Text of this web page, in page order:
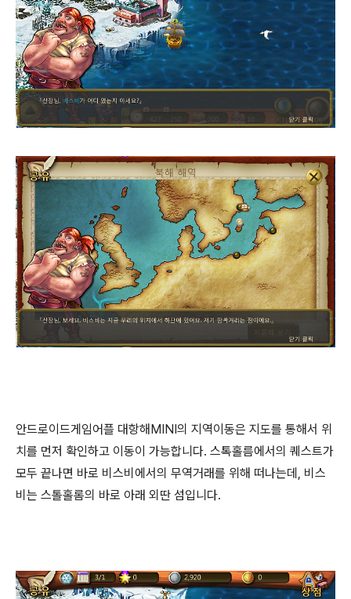
안드로이드게임어플 대항해MINI의 지역이동은 지도를 통해서 위
치를 먼저 확인하고 이동이 가능합니다. 스톡홀름에서의 퀘스트가
모두 끝나면 바로 비스비에서의 무역거래를 위해 떠나는데, 비스
비는 스톨홀롬의 바로 아래 외딴 섬입니다.